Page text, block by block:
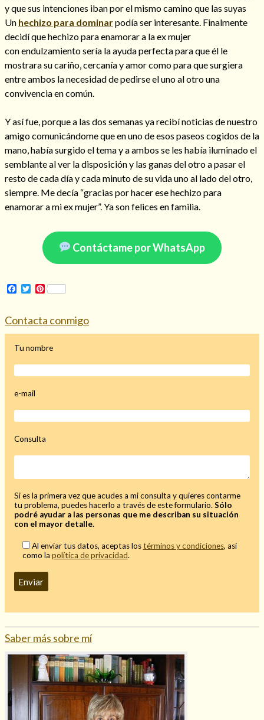
Tu consulta al tarot
Alejamiento
(208)
Amarres
Cartomancia (117)
Cómo recuperar a mi ex
Hechizo de amor
(593)
Infidelidad
(104)
Oraciones (3)
Rituales
(72)
Tarot online(372)
Mi rincón
¿Qué es el tarot?
y que sus intenciones iban por el mismo camino que las suyas
Un hechizo para dominarpodía ser interesante. Finalmente
decidí que hechizo para enamorar a la ex mujer
con endulzamiento sería la ayuda perfecta para que él le
mostrara su cariño, cercanía y amor como para que surgiera
entre ambos la necesidad de pedirse el uno al otro una
convivencia en común.
Y así fue, porque a las dos semanas ya recibí noticias de nuestro
amigo comunicándome que en uno de esos paseos cogidos de la
mano, había surgido el tema y a ambos se les había iluminado el
semblante al ver la disposición y las ganas del otro a pasar el
resto de cada día y cada minuto de su vida uno al lado del otro,
siempre. Me decía “gracias por hacer ese hechizo para
enamorar a mi ex mujer”. Ya son felices en familia.
Contáctame por WhatsApp
Facebook
TwitterPinterest
Contacta conmigo
Tu nombre
e-mail
Consulta
Si es la primera vez que acudes a mi consulta y quieres contarme
tu problema, puedes hacerlo a través de este formulario.Sólo
podré ayudar a las personas que me describan su situación
con el mayor detalle.
Al enviar tus datos, aceptas lostérminos y condiciones, así
como la política de privacidad.
Saber más sobre mí